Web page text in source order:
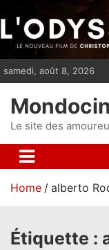
i
p
n
t
samedi, août 8, 2026
Le site des
Home alberto
Étiquette :